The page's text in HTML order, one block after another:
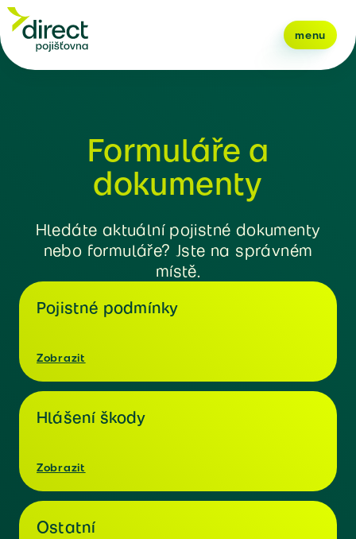
menu
Formuláře a
dokumenty
Hledáte aktuální pojistné dokumenty
nebo formuláře? Jste na správném
místě.
Pojistné podmínky
Zobrazit
Hlášení škody
Zobrazit
Ostatní